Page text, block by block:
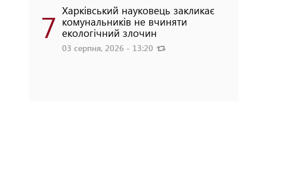
7 Харківський науковець закликає
комунальників не вчиняти
екологічний злочин
03 серпня, 2026 - 13:20